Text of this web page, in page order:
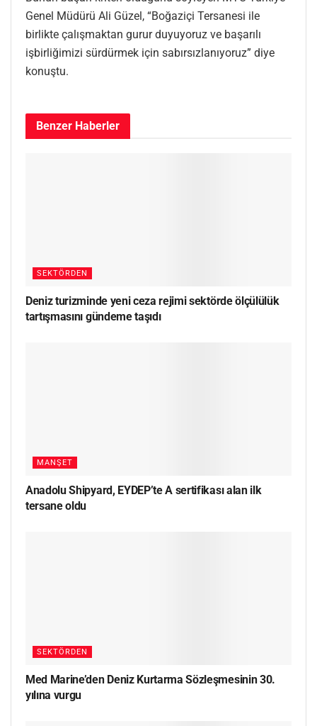
Genel Müdürü Ali Güzel, “Boğaziçi Tersanesi ile
birlikte çalışmaktan gurur duyuyoruz ve başarılı
işbirliğimizi sürdürmek için sabırsızlanıyoruz” diye
konuştu.
Benzer Haberler
SEKTÖRDEN
Deniz turizminde yeni ceza rejimi sektörde ölçülülük
tartışmasını gündeme taşıdı
MANŞET
Anadolu Shipyard, EYDEP’te A sertifikası alan ilk
tersane oldu
SEKTÖRDEN
Med Marine’den Deniz Kurtarma Sözleşmesinin 30.
yılına vurgu